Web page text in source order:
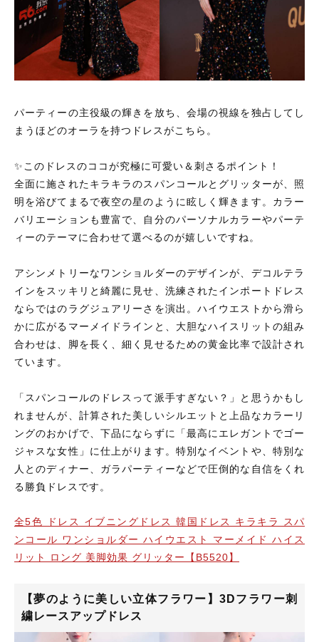
パーティーの主役級の輝きを放ち、会場の視線を独占してし
まうほどのオーラを持つドレスがこちら。
✨このドレスのココが究極に可愛い＆刺さるポイント！
全面に施されたキラキラのスパンコールとグリッターが、照
明を浴びてまるで夜空の星のように眩しく輝きます。カラー
バリエーションも豊富で、自分のパーソナルカラーやパーテ
ィーのテーマに合わせて選べるのが嬉しいですね。
アシンメトリーなワンショルダーのデザインが、デコルテラ
インをスッキリと綺麗に見せ、洗練されたインポートドレス
ならではのラグジュアリーさを演出。ハイウエストから滑ら
かに広がるマーメイドラインと、大胆なハイスリットの組み
合わせは、脚を長く、細く見せるための黄金比率で設計され
ています。
「スパンコールのドレスって派手すぎない？」と思うかもし
れませんが、計算された美しいシルエットと上品なカラーリ
ングのおかげで、下品にならずに「最高にエレガントでゴー
ジャスな女性」に仕上がります。特別なイベントや、特別な
人とのディナー、ガラパーティーなどで圧倒的な自信をくれ
る勝負ドレスです。
全5色 ドレス イブニングドレス 韓国ドレス キラキラ スパ
ンコール ワンショルダー ハイウエスト マーメイド ハイス
リット ロング 美脚効果 グリッター【B5520】
【夢のように美しい立体フラワー】3Dフラワー刺
繍レースアップドレス